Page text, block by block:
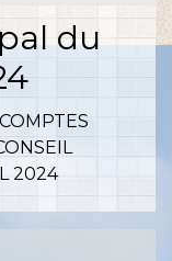
du
COMPTES
2024